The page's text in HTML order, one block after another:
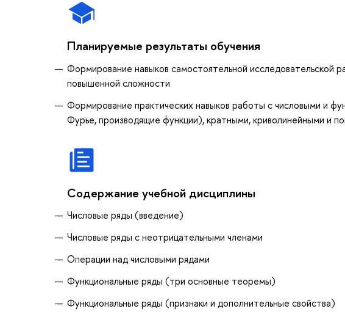
Планируемые результаты обучения
Формирование навыков самостоятельной исследовательской
повышенной сложности
Формирование практических навыков работы с числовыми и
Фурье, производящие функции), кратными, криволинейными и
Содержание учебной дисциплины
Числовые ряды (введение)
Числовые ряды с неотрицательными членами
Операции над числовыми рядами
Функциональные ряды (три основные теоремы)
Функциональные ряды (признаки и дополнительные свойства)